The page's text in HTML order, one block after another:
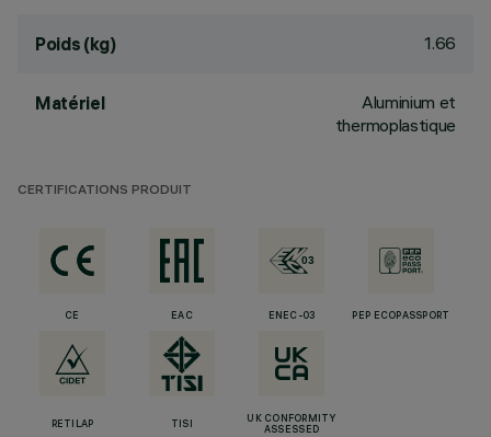
Poids (kg) 1.66
Matériel
Aluminium et
thermoplastique
CERTIFICATIONS PRODUIT
CE EAC ENEC-03 PEP ECOPASSPORT
RETILAP TISI
UK CONFORMITY
ASSESSED